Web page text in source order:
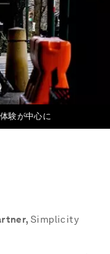
験が中心に
, Simplicity